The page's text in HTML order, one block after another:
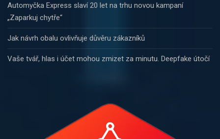
Automyčka Express slaví 20 let na trhu novou kampaní
„Zaparkuj chytře“
Jak návrh obalu ovlivňuje důvěru zákazníků
Vaše tvář, hlas i účet mohou zmizet za minutu. Deepfake útočí